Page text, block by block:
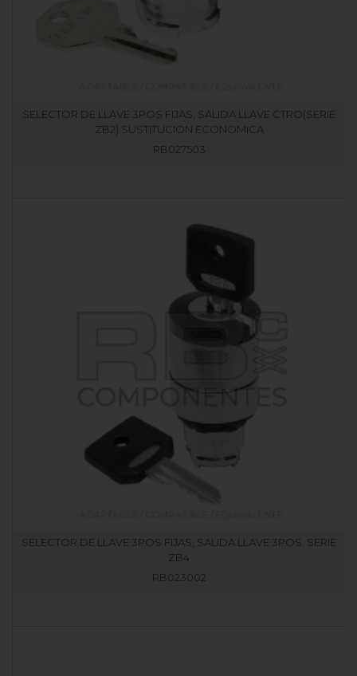
SELECTOR DE LLAVE 3POS FIJAS, SALIDA LLAVE CTRO(SERIE
ZB2) SUSTITUCION ECONOMICA
RB027503
SELECTOR DE LLAVE 3POS FIJAS, SALIDA LLAVE 3POS. SERIE
ZB4
RB023002